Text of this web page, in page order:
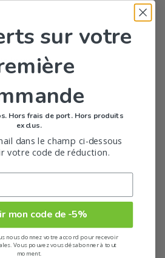
la marque
sur votre
Hors frais de port. Hors produits
exclus.
dans le champ ci-dessous
votre code de réduction.
mon code de -5%
nous donnez votre accord pour recevoir
Vous pouvez vous désabonner à tout
moment.